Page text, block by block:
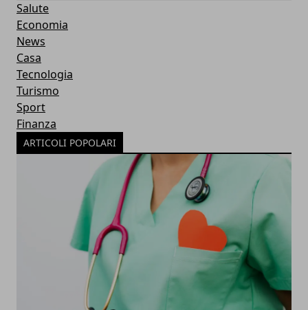
Salute
Economia
News
Casa
Tecnologia
Turismo
Sport
Finanza
ARTICOLI POPOLARI